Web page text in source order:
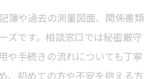
簿や過去の測量図面、関係書類
ズです。相談窓口では秘密厳守
や手続きの流れについても丁寧
、初めての方や不安を抱える方